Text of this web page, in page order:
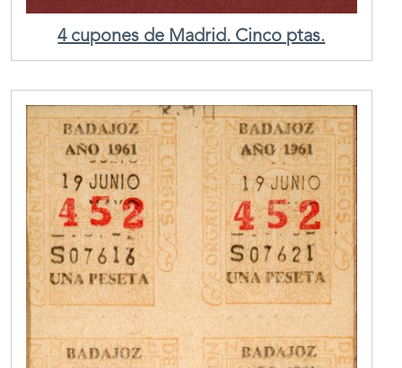
4 cupones de Madrid. Cinco ptas.